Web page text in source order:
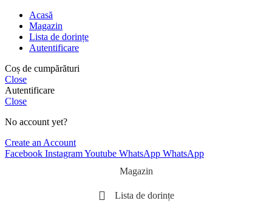
Acasă
Magazin
Lista de dorințe
Autentificare
Coș de cumpărături
Close
Autentificare
Close
No account yet?
Create an Account
Facebook InstagramYoutube WhatsApp WhatsApp
Magazin
Lista de dorințe